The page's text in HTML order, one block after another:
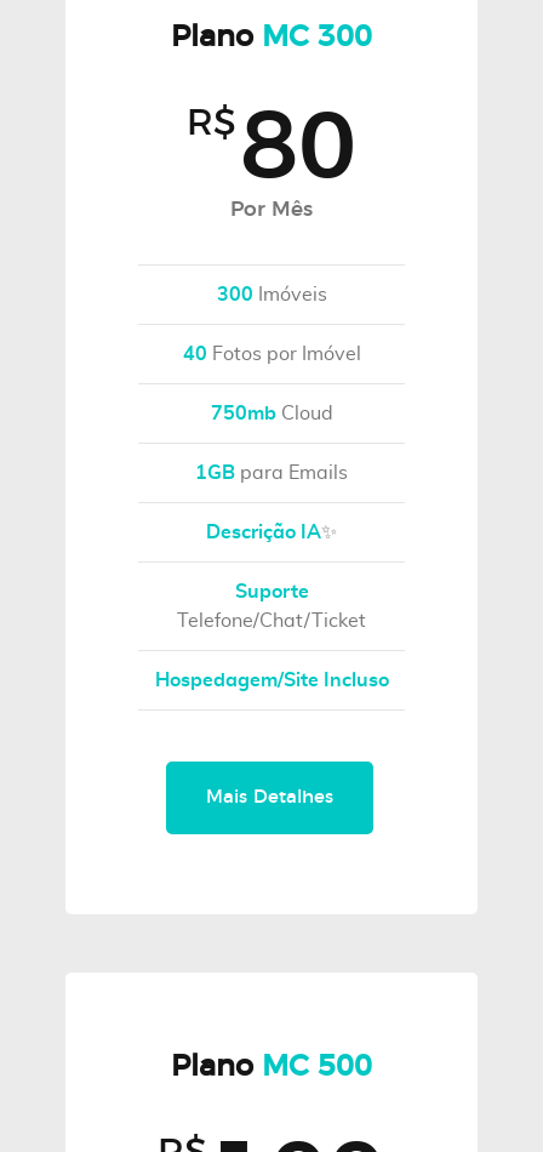
Plano MC 300
R$ 80
Por Mês
300 Imóveis
40 Fotos por Imóvel
750mbCloud
1GB para Emails
Descrição IA✨
Suporte
Telefone/Chat/Ticket
Hospedagem/Site Incluso
Mais Detalhes
Plano MC 500